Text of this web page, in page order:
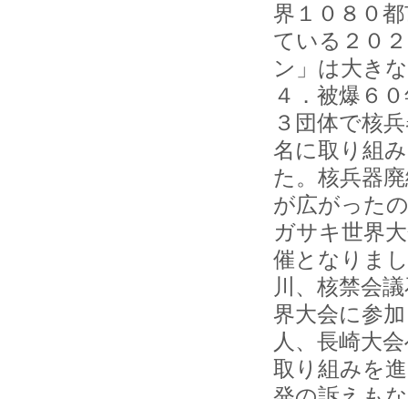
界１０８０
ている２０
ン」は大き
４．被爆６
３団体で核
名に取り組
た。核兵器
が広がった
ガサキ世界
催となりま
川、核禁会
界大会に参
人、長崎大
取り組みを